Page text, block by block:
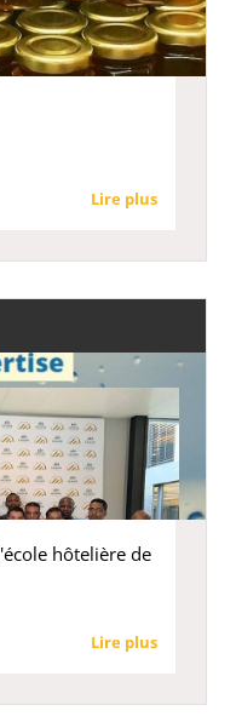
Lire plus
hôtelière de
Lire plus